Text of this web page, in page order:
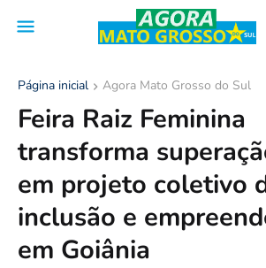
Página inicial Agora Mato Grosso do Sul
Feira Raiz Feminina
transforma
em projeto coletivo
inclusão e
em Goiânia